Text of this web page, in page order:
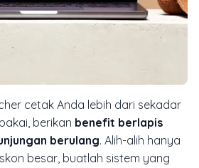
cetak Anda lebih dari sekadar
berikan benefit berlapis
berulang. Alih-alih hanya
besar, buatlah sistem yang